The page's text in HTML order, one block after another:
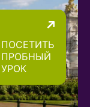
ПОСЕТИТЬ
ПРОБНЫЙ
УРОК